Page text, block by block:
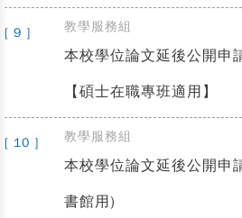
[ 9 ] 教學服務組
本校學位論文延後公開申
【碩士在職專班適用】
[ 10 ] 教學服務組
本校學位論文延後公開申
書館用)